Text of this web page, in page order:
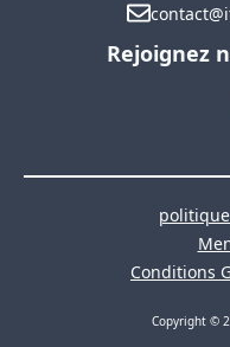
Rejoignez
Conditions
Copyright ©